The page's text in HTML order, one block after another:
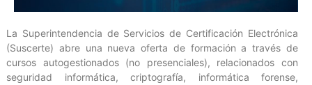
La Superintendencia de Servicios de Certificación Electrónica
(Suscerte) abre una nueva oferta de formación a través de
cursos autogestionados (no presenciales), relacionados con
seguridad informática, criptografía, informática forense,